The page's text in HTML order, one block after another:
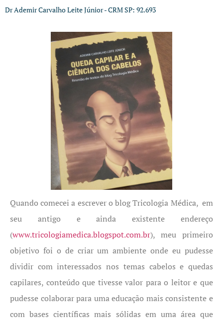
Dr Ademir Carvalho Leite Júnior - CRM SP: 92.693
Quando comecei a escrever o blog Tricologia Médica, em
seu antigo e ainda existente endereço
(www.tricologiamedica.blogspot.com.br), meu primeiro
objetivo foi o de criar um ambiente onde eu pudesse
dividir com interessados nos temas cabelos e quedas
capilares, conteúdo que tivesse valor para o leitor e que
pudesse colaborar para uma educação mais consistente e
com bases científicas mais sólidas em uma área que